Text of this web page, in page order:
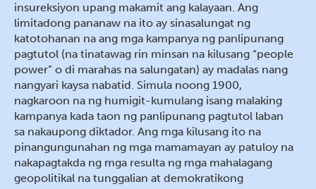
insureksiyon upang makamit ang kalayaan. Ang
limitadong pananaw na ito ay sinasalungat ng
katotohanan na ang mga kampanya ng panlipunang
pagtutol (na tinatawag rin minsan na kilusang “people
power” o di marahas na salungatan) ay madalas nang
nangyari kaysa nabatid. Simula noong 1900,
nagkaroon na ng humigit-kumulang isang malaking
kampanya kada taon ng panlipunang pagtutol laban
sa nakaupong diktador. Ang mga kilusang ito na
pinangungunahan ng mga mamamayan ay patuloy na
nakapagtakda ng mga resulta ng mga mahalagang
geopolitikal na tunggalian at demokratikong